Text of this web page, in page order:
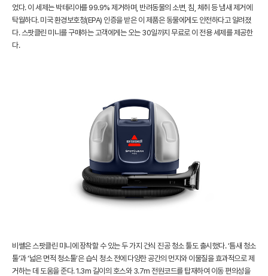
었다. 이 세제는 박테리아를 99.9% 제거하며, 반려동물의 소변, 침, 체취 등 냄새 제거에
탁월하다. 미국 환경보호청(EPA) 인증을 받은 이 제품은 동물에게도 안전하다고 알려졌
다. 스팟클린 미니를 구매하는 고객에게는 오는 30일까지 무료로 이 전용 세제를 제공한
다.
비쎌은 스팟클린 미니에 장착할 수 있는 두 가지 건식 진공 청소 툴도 출시했다. ‘틈새 청소
툴’과 ‘넓은 면적 청소툴’은 습식 청소 전에 다양한 공간의 먼지와 이물질을 효과적으로 제
거하는 데 도움을 준다. 1.3m 길이의 호스와 3.7m 전원코드를 탑재하여 이동 편의성을